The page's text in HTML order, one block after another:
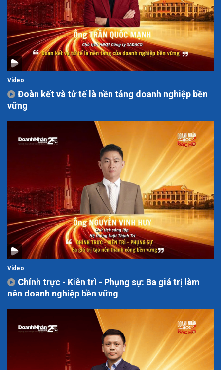
Video
Đoàn kết và tử tế là nền tảng doanh nghiệp bền
vững
Video
Chính trực - Kiên trì - Phụng sự: Ba giá trị làm
nên doanh nghiệp bền vững